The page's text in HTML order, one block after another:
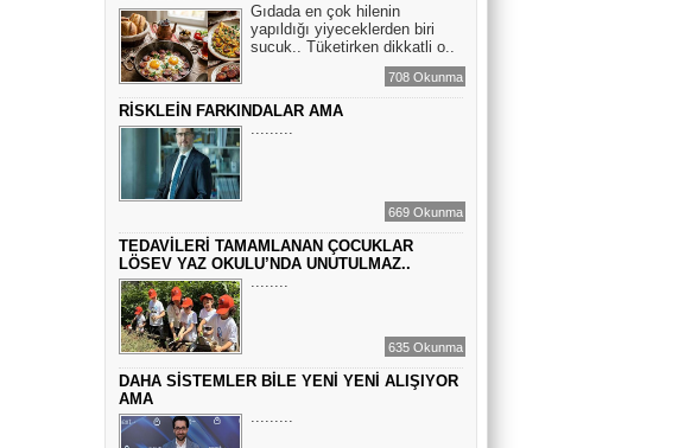
KORKU VE ŞÜPHE
DÜŞMANLARINIZDIR...
Çiğdem Yorgancıoğlu
İkilikli ve İkircikli Tabiat Diyalektiğinde
Mobius Spiral Mucizeler, Akış ve Doğa
Döngüsünün Bilgeliği...
GEÇMİŞİN SIRLARINA VAKIF OLUN
EMİR EMİRHANOĞLU
BAYRAMDA ARA VERİN
MACİT SOYDAN
Gıdada en çok hilenin
yapıldığı yiyeceklerden biri
sucuk.. Tüketirken dikkatli o..
708 Okunma
RİSKLEİN FARKINDALAR AMA
.........
669 Okunma
TEDAVİLERİ TAMAMLANAN ÇOCUKLAR
LÖSEV YAZ OKULU’NDA UNUTULMAZ..
........
635 Okunma
DAHA SİSTEMLER BİLE YENİ YENİ ALIŞIYOR
AMA
.........